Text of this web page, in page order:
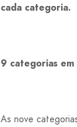
cada categoria.
9 categorias
As nove